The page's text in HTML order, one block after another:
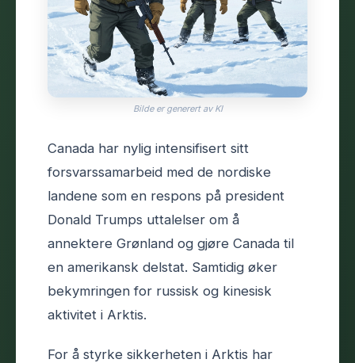
Bilde er generert av KI
Canada har nylig intensifisert sitt
forsvarssamarbeid med de nordiske
landene som en respons på president
Donald Trumps uttalelser om å
annektere Grønland og gjøre Canada til
en amerikansk delstat. Samtidig øker
bekymringen for russisk og kinesisk
aktivitet i Arktis.
For å styrke sikkerheten i Arktis har